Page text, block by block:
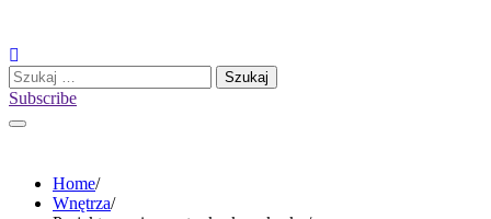
content
Szukaj:
Subscribe
Home
Wnętrza